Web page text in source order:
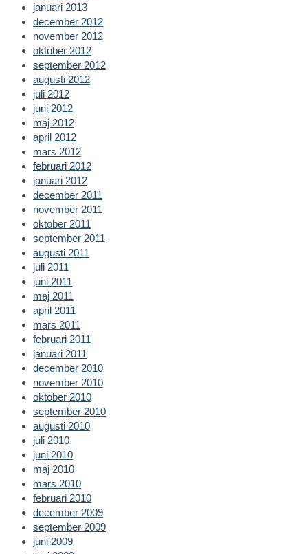
januari 2013
december 2012
november 2012
oktober 2012
september 2012
augusti 2012
juli 2012
juni 2012
maj 2012
april 2012
mars 2012
februari 2012
januari 2012
december 2011
november 2011
oktober 2011
september 2011
augusti 2011
juli 2011
juni 2011
maj 2011
april 2011
mars 2011
februari 2011
januari 2011
december 2010
november 2010
oktober 2010
september 2010
augusti 2010
juli 2010
juni 2010
maj 2010
mars 2010
februari 2010
december 2009
september 2009
juni 2009